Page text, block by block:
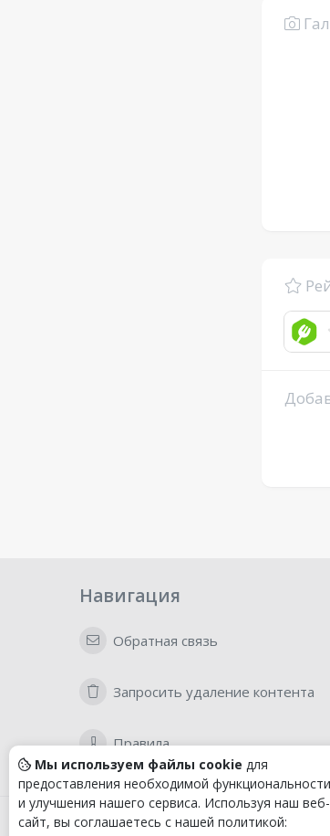
Навигация
Обратная связь
Запросить удаление контента
Правила
Мы используем файлы cookie для
предоставления необходимой функциональности
и улучшения нашего сервиса. Используя наш веб-
сайт, вы соглашаетесь с нашей политикой: